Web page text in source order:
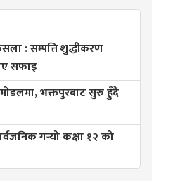
: सम्पत्ति शुद्धीकरण
सफाइ
भक्तपुरबाट सुरु हुँदै
गर्‍यो कक्षा १२ को